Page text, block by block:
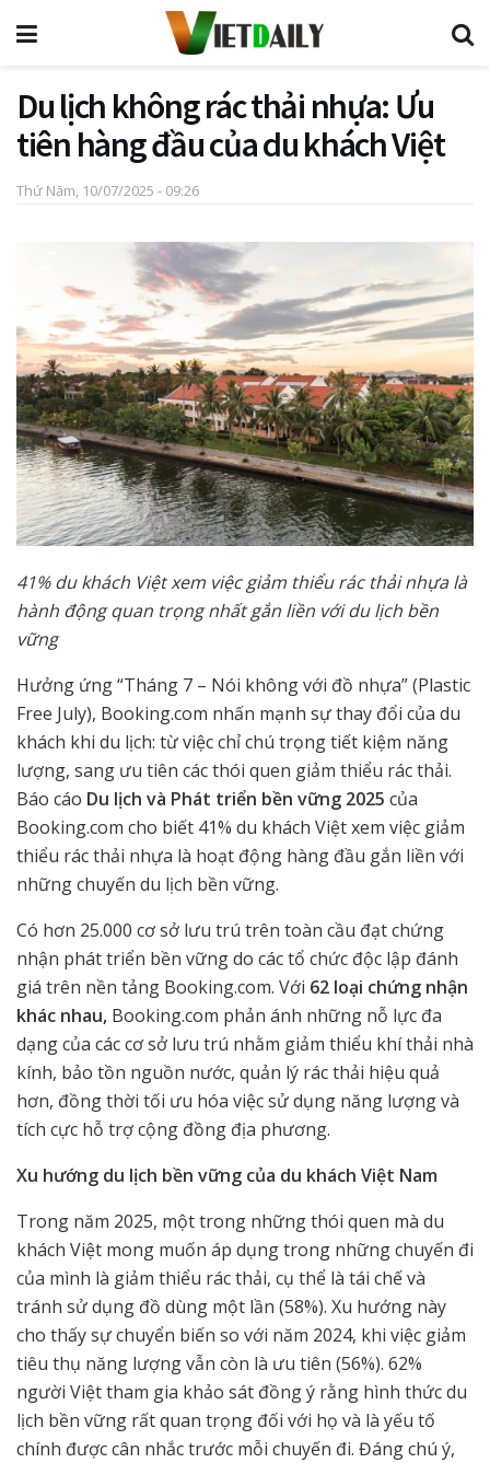
Du lịch không rác thải nhựa: Ưu
tiên hàng đầu của du khách Việt
Thứ Năm, 10/07/2025 - 09:26
41% du khách Việt xem việc giảm thiểu rác thải nhựa là
hành động quan trọng nhất gắn liền với du lịch bền
vững
Hưởng ứng “Tháng 7 – Nói không với đồ nhựa” (Plastic
Free July), Booking.com nhấn mạnh sự thay đổi của du
khách khi du lịch: từ việc chỉ chú trọng tiết kiệm năng
lượng, sang ưu tiên các thói quen giảm thiểu rác thải.
Báo cáo Du lịch và Phát triển bền vững 2025 của
Booking.com cho biết 41% du khách Việt xem việc giảm
thiểu rác thải nhựa là hoạt động hàng đầu gắn liền với
những chuyến du lịch bền vững.
Có hơn 25.000 cơ sở lưu trú trên toàn cầu đạt chứng
nhận phát triển bền vững do các tổ chức độc lập đánh
giá trên nền tảng Booking.com. Với 62 loại chứng nhận
khác nhau, Booking.com phản ánh những nỗ lực đa
dạng của các cơ sở lưu trú nhằm giảm thiểu khí thải nhà
kính, bảo tồn nguồn nước, quản lý rác thải hiệu quả
hơn, đồng thời tối ưu hóa việc sử dụng năng lượng và
tích cực hỗ trợ cộng đồng địa phương.
Xu hướng du lịch bền vững của du khách Việt Nam
Trong năm 2025, một trong những thói quen mà du
khách Việt mong muốn áp dụng trong những chuyến đi
của mình là giảm thiểu rác thải, cụ thể là tái chế và
tránh sử dụng đồ dùng một lần (58%). Xu hướng này
cho thấy sự chuyển biến so với năm 2024, khi việc giảm
tiêu thụ năng lượng vẫn còn là ưu tiên (56%). 62%
người Việt tham gia khảo sát đồng ý rằng hình thức du
lịch bền vững rất quan trọng đối với họ và là yếu tố
chính được cân nhắc trước mỗi chuyến đi. Đáng chú ý,